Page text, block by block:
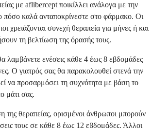
με aflibercept ποικίλλει ανάλογα με την
πόσο καλά ανταποκρίνεστε στο φάρμακο. Οι
χρειάζονται συνεχή θεραπεία για μήνες ή και
τη βελτίωση της όρασής τους.
λαμβάνετε ενέσεις κάθε 4 έως 8 εβδομάδες
Ο γιατρός σας θα παρακολουθεί στενά την
να προσαρμόσει τη συχνότητα με βάση το
μάτι σας.
της θεραπείας, ορισμένοι άνθρωποι μπορούν
τους σε κάθε 8 έως 12 εβδομάδες. Άλλοι